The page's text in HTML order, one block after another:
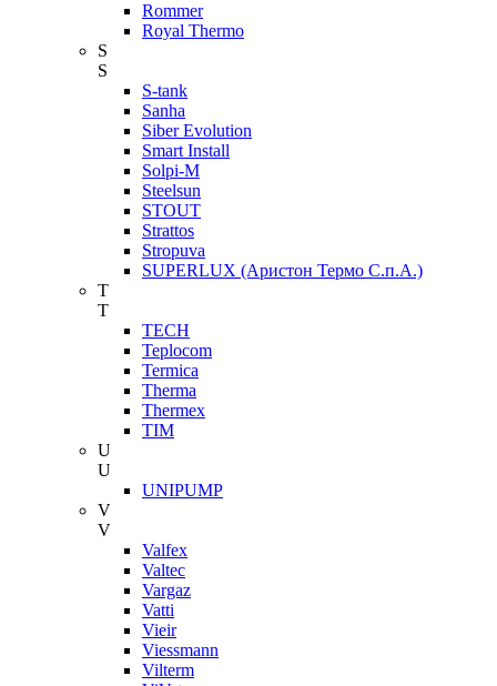
Rommer
Royal Thermo
S
S
S-tank
Sanha
Siber Evolution
Smart Install
Solpi-M
Steelsun
STOUT
Strattos
Stropuva
SUPERLUX (Аристон Термо С.п.А.)
T
T
TECH
Teplocom
Termica
Therma
Thermex
TIM
U
U
UNIPUMP
V
V
Valfex
Valtec
Vargaz
Vatti
Vieir
Viessmann
Vilterm